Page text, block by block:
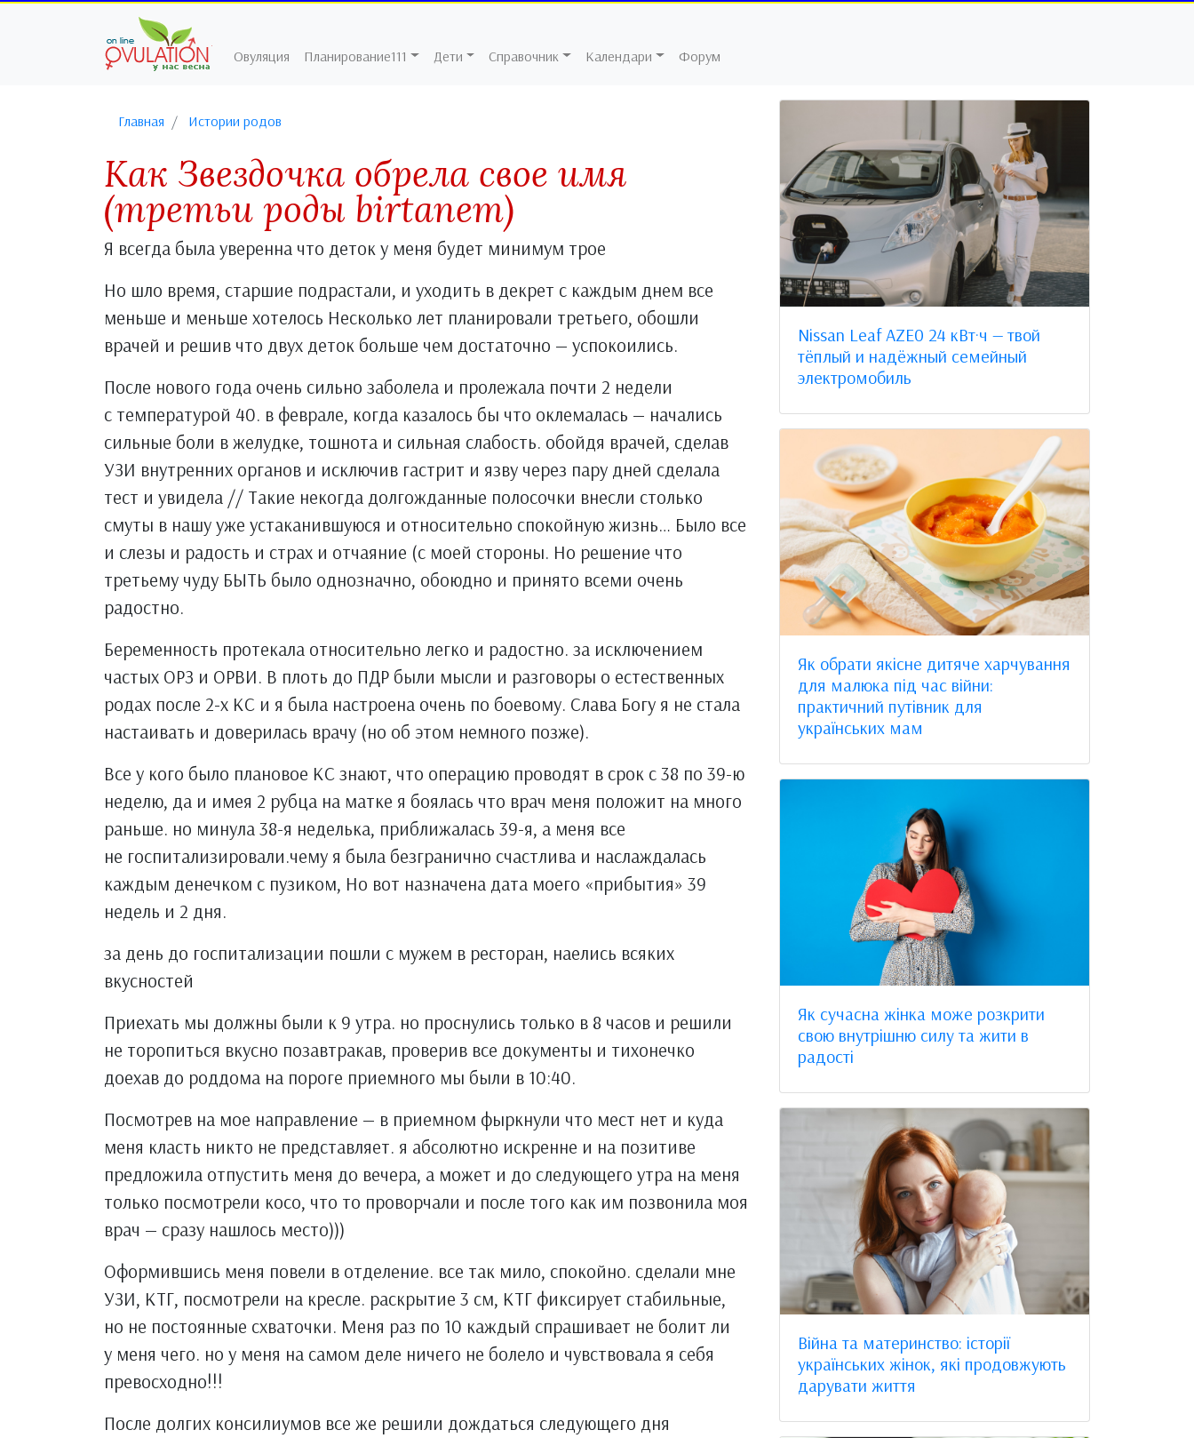
Овуляция Планирование111 Дети Справочник Календари Форум
Главная Истории родов
Как Звездочка обрела свое имя
(третьи роды birtanem)
Я всегда была уверенна что деток у меня будет минимум трое
Но шло время, старшие подрастали, и уходить в декрет с каждым днем все
меньше и меньше хотелось Несколько лет планировали третьего, обошли
врачей и решив что двух деток больше чем достаточно — успокоились.
После нового года очень сильно заболела и пролежала почти 2 недели
с температурой 40. в феврале, когда казалось бы что оклемалась — начались
сильные боли в желудке, тошнота и сильная слабость. обойдя врачей, сделав
УЗИ внутренних органов и исключив гастрит и язву через пару дней сделала
тест и увидела // Такие некогда долгожданные полосочки внесли столько
смуты в нашу уже устаканившуюся и относительно спокойную жизнь… Было все
и слезы и радость и страх и отчаяние (с моей стороны. Но решение что
третьему чуду БЫТЬ было однозначно, обоюдно и принято всеми очень
радостно.
Беременность протекала относительно легко и радостно. за исключением
частых ОРЗ и ОРВИ. В плоть до ПДР были мысли и разговоры о естественных
родах после 2-х КС и я была настроена очень по боевому. Слава Богу я не стала
настаивать и доверилась врачу (но об этом немного позже).
Все у кого было плановое КС знают, что операцию проводят в срок с 38 по 39-ю
неделю, да и имея 2 рубца на матке я боялась что врач меня положит на много
раньше. но минула 38-я неделька, приближалась 39-я, а меня все
не госпитализировали.чему я была безгранично счастлива и наслаждалась
каждым денечком с пузиком, Но вот назначена дата моего «прибытия» 39
недель и 2 дня.
за день до госпитализации пошли с мужем в ресторан, наелись всяких
вкусностей
Приехать мы должны были к 9 утра. но проснулись только в 8 часов и решили
не торопиться вкусно позавтракав, проверив все документы и тихонечко
доехав до роддома на пороге приемного мы были в 10:40.
Посмотрев на мое направление — в приемном фыркнули что мест нет и куда
меня класть никто не представляет. я абсолютно искренне и на позитиве
предложила отпустить меня до вечера, а может и до следующего утра на меня
только посмотрели косо, что то проворчали и после того как им позвонила моя
врач — сразу нашлось место)))
Оформившись меня повели в отделение. все так мило, спокойно. сделали мне
УЗИ, КТГ, посмотрели на кресле. раскрытие 3 см, КТГ фиксирует стабильные,
но не постоянные схваточки. Меня раз по 10 каждый спрашивает не болит ли
у меня чего. но у меня на самом деле ничего не болело и чувствовала я себя
превосходно!!!
После долгих консилиумов все же решили дождаться следующего дня
Nissan Leaf AZE0 24 кВт·ч — твой
тёплый и надёжный семейный
электромобиль
Як обрати якісне дитяче харчування
для малюка під час війни:
практичний путівник для
українських мам
Як сучасна жінка може розкрити
свою внутрішню силу та жити в
радості
Війна та материнство: історії
українських жінок, які продовжують
дарувати життя